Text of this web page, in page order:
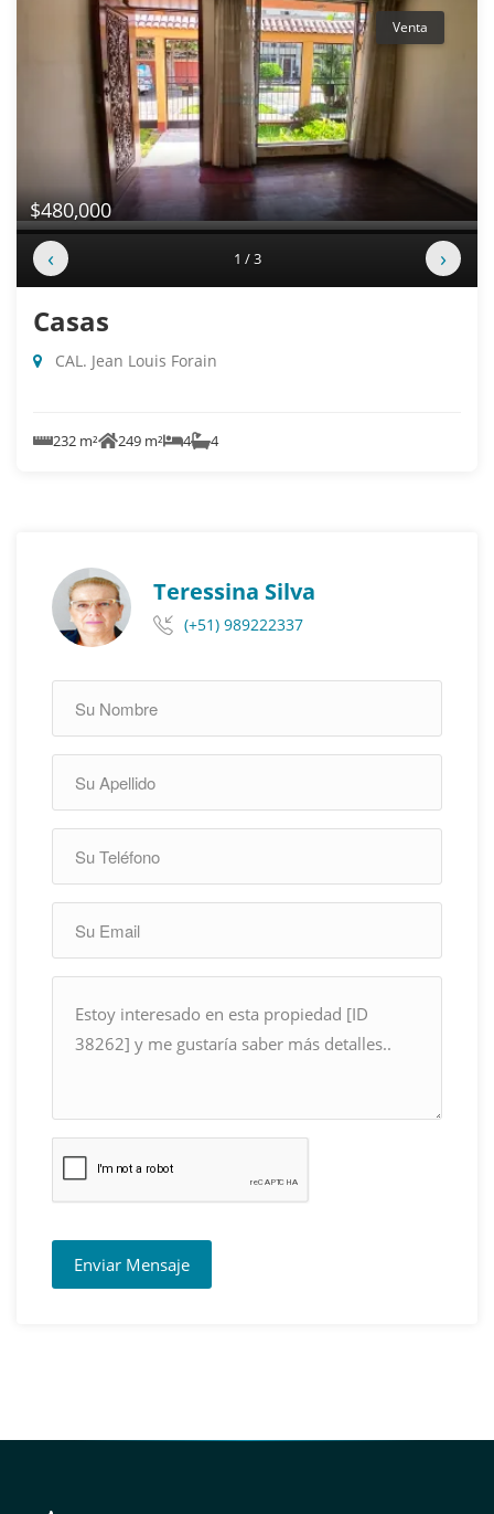
Venta
$480,000
‹ 1 / 3 ›
Casas
CAL. Jean Louis Forain
232 m² 249 m² 4 4
Teressina Silva
(+51) 989222337
Enviar Mensaje